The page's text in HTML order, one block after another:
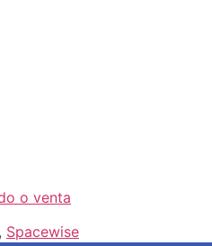
o venta
, Spacewise